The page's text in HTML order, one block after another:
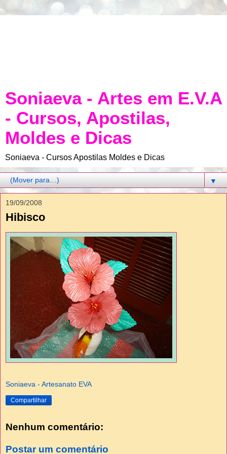
Soniaeva - Artes em E.V.A
- Cursos, Apostilas,
Moldes e Dicas
Soniaeva - Cursos Apostilas Moldes e Dicas
▼
19/09/2008
Hibisco
Soniaeva - Artesanato EVA
Compartilhar
Nenhum comentário:
Postar um comentário